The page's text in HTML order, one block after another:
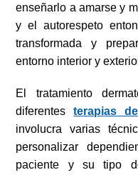
enseñarlo a amarse y
y el autorespeto
transformada y
entorno interior y
El tratamiento
diferentesterapias
involucra varias
personalizar
paciente y su tipo